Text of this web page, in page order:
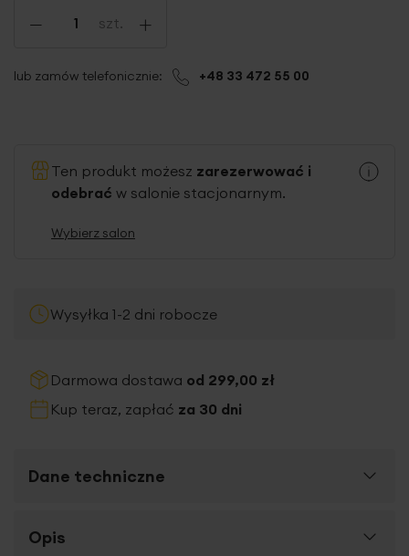
- szt. +
lub zamów telefonicznie: +48 33 472 55 00
Ten produkt możesz zarezerwować i
odebrać w salonie stacjonarnym.
Wybierz salon
Wysyłka 1-2 dni robocze
Darmowa dostawa od 299,00 zł
Kup teraz, zapłać za 30 dni
Dane techniczne
Więcej
informacji
SKU
Opis